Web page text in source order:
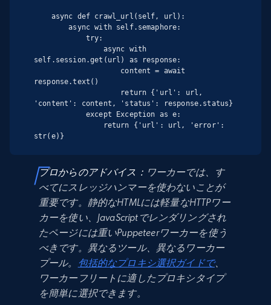
        async with self.semaphore:
self.session.get(url) as response:
response.text()
'content': content, 'status': response.status}
str(e)}
プロからのアドバイス： ワーカーでは、す
べてにスレッジハンマーを使わないことが
重要です。静的なHTMLには軽量なHTTPワー
カーを使い、JavaScriptでレンダリングされ
たページには重いPuppeteerワーカーを使う
べきです。異なるツール、異なるワーカー
プール。 包括的なプロキシ選択ガイドで、
ワーカーフリートに適したプロキシタイプ
を簡単に選択できます。